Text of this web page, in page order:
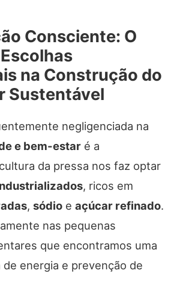
Consciente: O
na Construção do
Sustentável
negligenciada na
e bem-estar é a
da pressa nos faz optar
, ricos em
, sódio e açúcar refinado.
nas pequenas
que encontramos uma
energia e prevenção de